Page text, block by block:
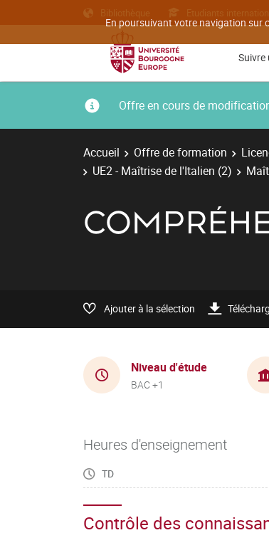
En poursuivant votre navigation sur
Bibliothèque Etudiants
Suivre
Offre en cours de
Accueil Offre de formation
UE2 - Maîtrise de l'Italien (2)
Ajouter à la sélection
Niveau d'étude
BAC +1
Heures d'enseignement
TD
Contrôle des